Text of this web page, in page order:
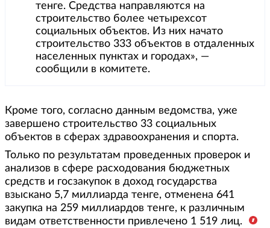
тенге. Средства направляются на
строительство более четырехсот
социальных объектов. Из них начато
строительство 333 объектов в отдаленных
населенных пунктах и городах», —
сообщили в комитете.
Кроме того, согласно данным ведомства, уже
завершено строительство 33 социальных
объектов в сферах здравоохранения и спорта.
Только по результатам проведенных проверок и
анализов в сфере расходования бюджетных
средств и госзакупок в доход государства
взыскано 5,7 миллиарда тенге, отменена 641
закупка на 259 миллиардов тенге, к различным
видам ответственности привлечено 1 519 лиц.